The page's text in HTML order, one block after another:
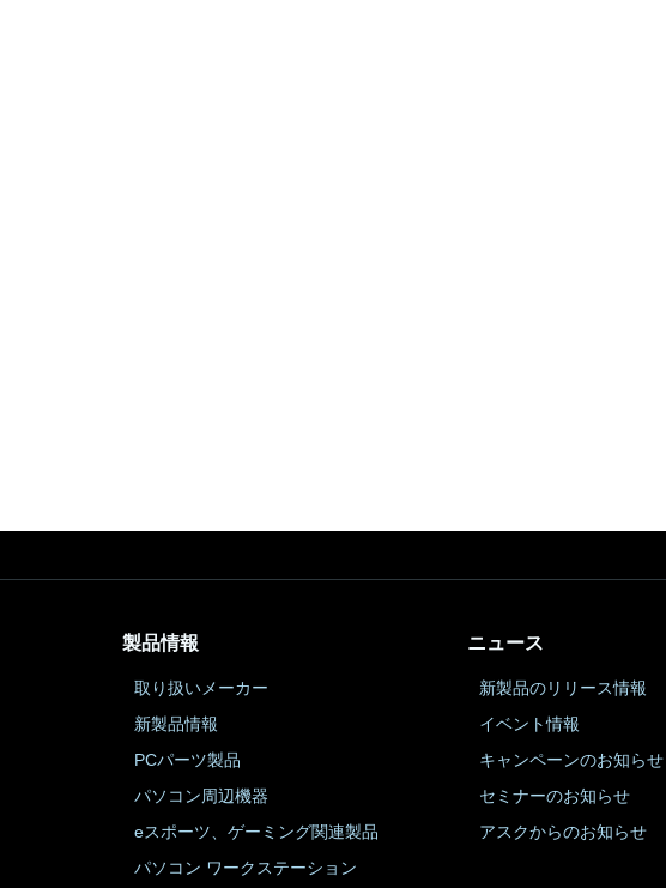
製品情報
取り扱いメーカー
新製品情報
PCパーツ製品
パソコン周辺機器
eスポーツ、ゲーミング関連製品
パソコン ワークステーション
ニュース
新製品のリリース情報
イベント情報
キャンペーンのお知らせ
セミナーのお知らせ
アスクからのお知らせ